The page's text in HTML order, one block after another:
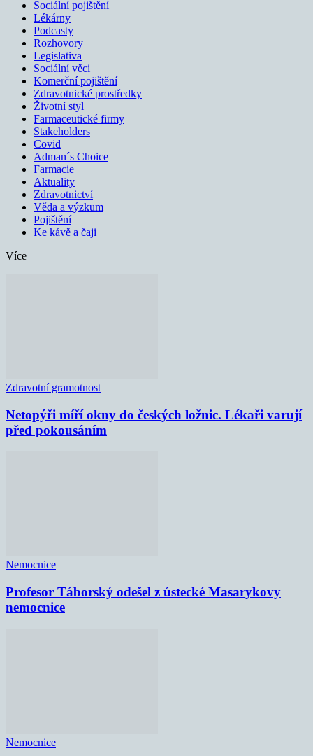
Sociální pojištění
Lékárny
Podcasty
Rozhovory
Legislativa
Sociální věci
Komerční pojištění
Zdravotnické prostředky
Životní styl
Farmaceutické firmy
Stakeholders
Covid
Adman´s Choice
Farmacie
Aktuality
Zdravotnictví
Věda a výzkum
Pojištění
Ke kávě a čaji
Více
Zdravotní gramotnost
Netopýři míří okny do českých ložnic. Lékaři varují
před pokousáním
Nemocnice
Profesor Táborský odešel z ústecké Masarykovy
nemocnice
Nemocnice